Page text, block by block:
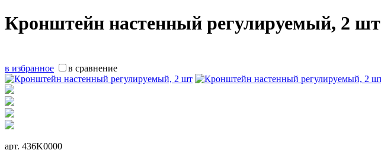
Кронштейн настенный регулируемый, 2 шт
в избранное в сравнение
арт. 436K0000